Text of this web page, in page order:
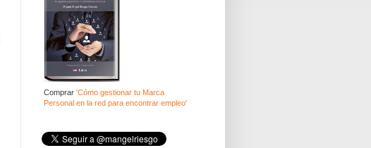
Comprar 'Cómo gestionar tu Marca
Personal en la red para encontrar empleo'